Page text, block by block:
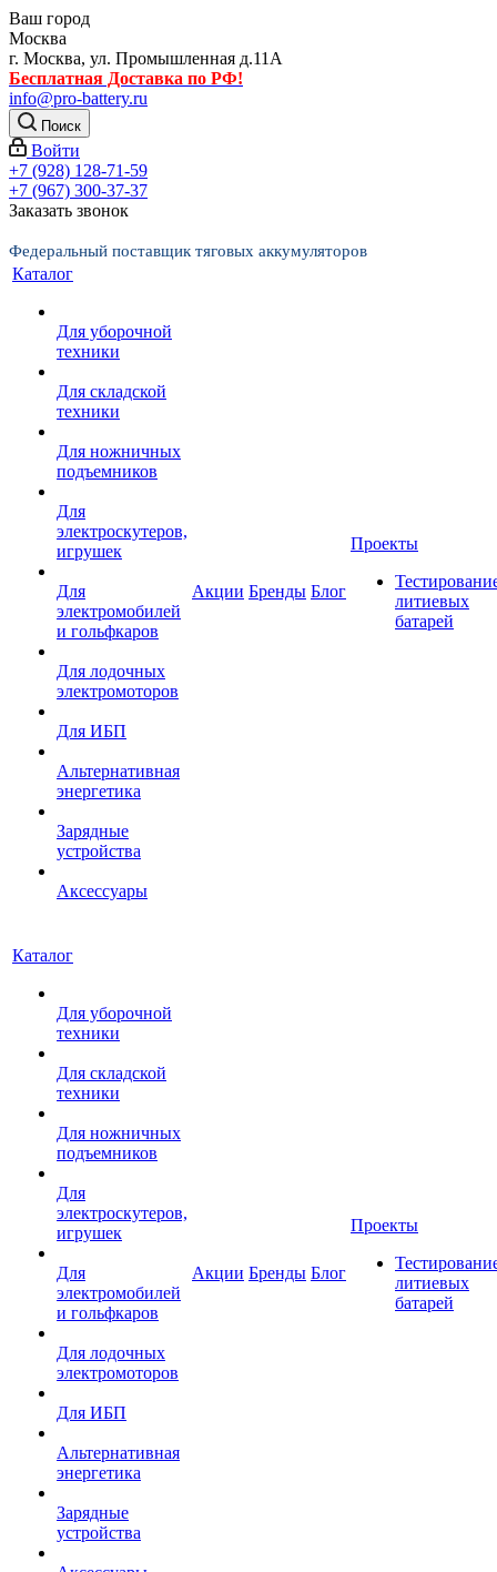
Ваш город
Москва
г. Москва, ул. Промышленная д.11А
Бесплатная Доставка по РФ!
info@pro-battery.ru
Поиск
Войти
+7 (928) 128-71-59
+7 (967) 300-37-37
Заказать звонок
Федеральный поставщик тяговых аккумуляторов
Каталог
Для уборочной
техники
Для складской
техники
Для ножничных
подъемников
Для
электроскутеров,
игрушек
Для
электромобилей
и гольфкаров
Для лодочных
электромоторов
Для ИБП
Альтернативная
энергетика
Зарядные
устройства
Аксессуары
Акции Бренды Блог
Проекты
литиевых
батарей
Каталог
Для уборочной
техники
Для складской
техники
Для ножничных
подъемников
Для
электроскутеров,
игрушек
Для
электромобилей
и гольфкаров
Для лодочных
электромоторов
Для ИБП
Альтернативная
энергетика
Зарядные
устройства
Акции Бренды Блог
Проекты
литиевых
батарей